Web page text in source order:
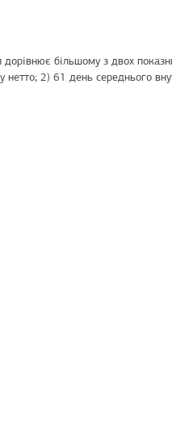
дорівнює більшому з двох
нетто; 2) 61 день середнього